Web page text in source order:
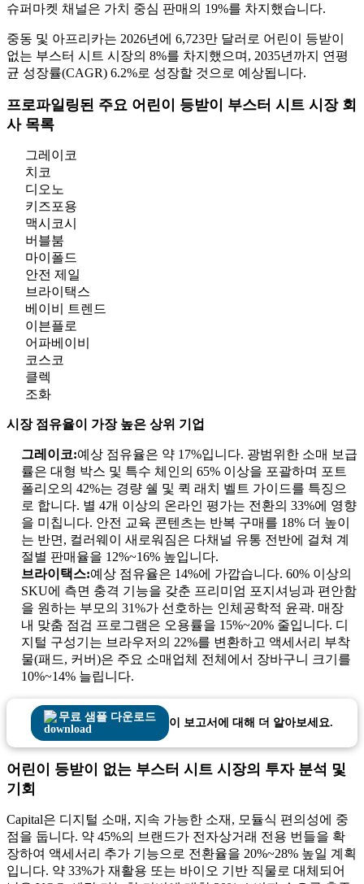
슈퍼마켓 채널은 가치 중심 판매의 19%를 차지했습니다.
중동 및 아프리카는 2026년에 6,723만 달러로 어린이 등받이
없는 부스터 시트 시장의 8%를 차지했으며, 2035년까지 연평
균 성장률(CAGR) 6.2%로 성장할 것으로 예상됩니다.
프로파일링된 주요 어린이 등받이 부스터 시트 시장 회
사 목록
그레이코
치코
디오노
키즈포용
맥시코시
버블붐
마이폴드
안전 제일
브라이택스
베이비 트렌드
이븐플로
어파베이비
코스코
클렉
조화
시장 점유율이 가장 높은 상위 기업
그레이코:예상 점유율은 약 17%입니다. 광범위한 소매 보급
률은 대형 박스 및 특수 체인의 65% 이상을 포괄하며 포트
폴리오의 42%는 경량 쉘 및 퀵 래치 벨트 가이드를 특징으
로 합니다. 별 4개 이상의 온라인 평가는 전환의 33%에 영향
을 미칩니다. 안전 교육 콘텐츠는 반복 구매를 18% 더 높이
는 반면, 컬러웨이 새로워짐은 다채널 유통 전반에 걸쳐 계
절별 판매율을 12%~16% 높입니다.
브라이택스:예상 점유율은 14%에 가깝습니다. 60% 이상의
SKU에 측면 충격 기능을 갖춘 프리미엄 포지셔닝과 편안함
을 원하는 부모의 31%가 선호하는 인체공학적 윤곽. 매장
내 맞춤 점검 프로그램은 오용률을 15%~20% 줄입니다. 디
지털 구성기는 브라우저의 22%를 변환하고 액세서리 부착
물(패드, 커버)은 주요 소매업체 전체에서 장바구니 크기를
10%~14% 늘립니다.
무료 샘플 다운로드 이 보고서에 대해 더 알아보세요.
어린이 등받이 없는 부스터 시트 시장의 투자 분석 및
기회
Capital은 디지털 소매, 지속 가능한 소재, 모듈식 편의성에 중
점을 둡니다. 약 45%의 브랜드가 전자상거래 전용 번들을 확
장하여 액세서리 추가 기능으로 전환율을 20%~28% 높일 계획
입니다. 약 33%가 재활용 또는 바이오 기반 직물로 대체되어